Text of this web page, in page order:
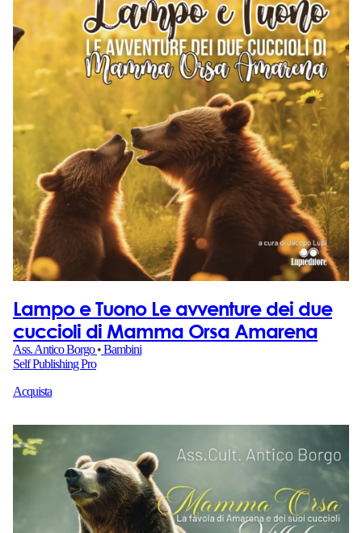
Lampo e Tuono Le avventure dei due
cuccioli di Mamma Orsa Amarena
Ass. Antico Borgo•Bambini
Self Publishing Pro
Acquista